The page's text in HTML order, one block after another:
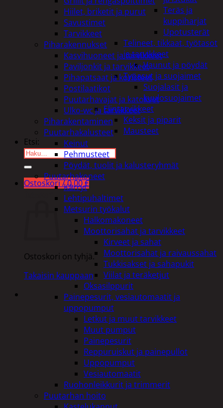
Teräs ja
kuppiharjat
Upotusterät
Telineet, tikkaat, työtasot
ja tarvikkeet
Vaunut ja pöydät
Työasut ja suojaimet
Suojalasit ja
kuulosuojaimet
Elintarvikkeet
Keksit ja piparit
Mausteet
Etsi:
Ostoskori /0,00€
Ostoskori on tyhjä.
Takaisin kauppaan
Hiilet, briketit ja purut
Savustimet
Tarvikkeet
Piharakennukset
Kasvihuoneet ja tarvikkeet
Paviljonkit ja tarvikkeet
Pihapatsaat ja koristeet
Postilaatikot
Puutarhavajat ja katokset
Ulko-wc ja tarvikkeet
Piharakentaminen
Puutarhakalusteet
Keinut
Pehmusteet
Pöydät, tuolit ja kalusteryhmät
Puutarhakoneet
Kärryt
Lehtipuhaltimet
Metsurin työkalut
Halkomakoneet
Moottorisahat ja tarvikkeet
Kirveet ja sahat
Moottorisahat ja raivaussahat
Tukkisakset ja sahapukit
Viilat ja teräketjut
Oksasilppurit
Painepesurit, vesiautomaatit ja
uppopumput
Letkut ja muut tarvikkeet
Muut pumput
Painepesurit
Reppuruiskut ja painepullot
Uppopumput
Vesiautomaatit
Ruohonleikkurit ja trimmerit
Puutarhan hoito